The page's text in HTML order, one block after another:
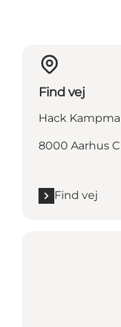
Find vej
Hack
8000 Aarhus C
Find vej